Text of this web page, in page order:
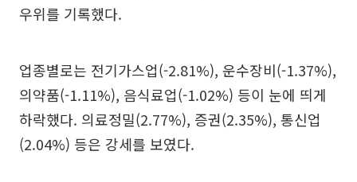
우위를 기록했다.
업종별로는 전기가스업(-2.81%), 운수장비(-1.37%),
의약품(-1.11%), 음식료업(-1.02%) 등이 눈에 띄게
하락했다. 의료정밀(2.77%), 증권(2.35%), 통신업
(2.04%) 등은 강세를 보였다.